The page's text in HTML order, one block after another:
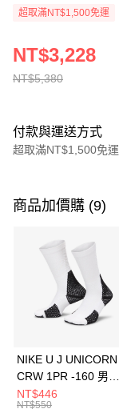
超取滿NT$1,500免運
NT$5,380
NT$3,228
付款與運送方式
超取滿NT$1,500免運
信用卡一次付款
3 期 0 利率 每期
合作金庫商業銀行
華南商業銀行
上海商業儲蓄銀行
元大商業銀行
Apple Pay
全盈+PAY
AFTEE先享後付
商品加價購 (9)
NIKE U J UNICORN
CRW 1PR -160 男女
中統襪 FZ3393100
NT$446
NT$550